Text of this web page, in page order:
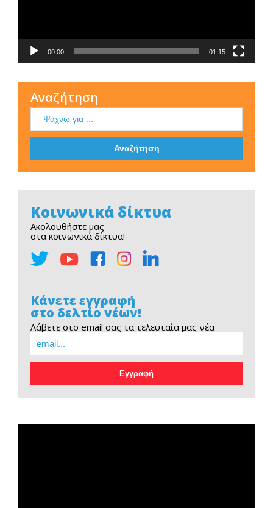
00:00 01:15
Αναζήτηση
Κοινωνικά δίκτυα
Ακολουθήστε μας
στα κοινωνικά δίκτυα!
Κάνετε εγγραφή
στο δελτίο νέων!
Λάβετε στο email σας τα τελευταία μας νέα